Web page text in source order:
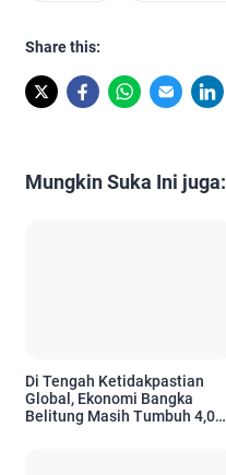
Share this:
Mungkin Suka Ini juga:
Di Tengah Ketidakpastian
Global, Ekonomi Bangka
Belitung Masih Tumbuh 4,01